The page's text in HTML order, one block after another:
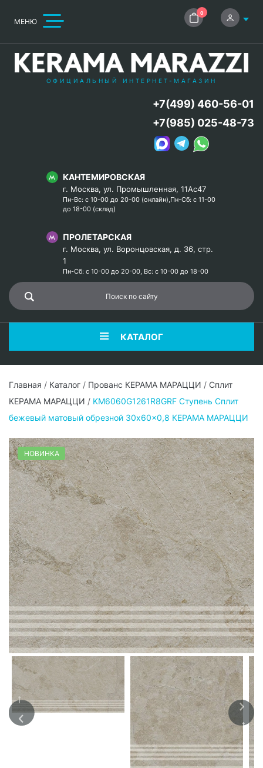
МЕНЮ
0
ОФИЦИАЛЬНЫЙ ИНТЕРНЕТ-МАГАЗИН
КАНТЕМИРОВСКАЯ
г. Москва, ул. Промышленная, 11Ас47
Пн-Вс: с 10-00 до 20-00 (онлайн),Пн-Сб: с 11-00
до 18-00 (склад)
ПРОЛЕТАРСКАЯ
г. Москва, ул. Воронцовская, д. 36, стр.
1
Пн-Сб: с 10-00 до 20-00, Вс: с 10-00 до 18-00
+7(499) 460-56-01
+7(985) 025-48-73
КАТАЛОГ
Главная / Каталог / Прованс КЕРАМА МАРАЦЦИ / Сплит
КЕРАМА МАРАЦЦИ / KM6060G1261R8GRF Ступень Сплит
бежевый матовый обрезной 30x60x0,8 КЕРАМА МАРАЦЦИ
НОВИНКА